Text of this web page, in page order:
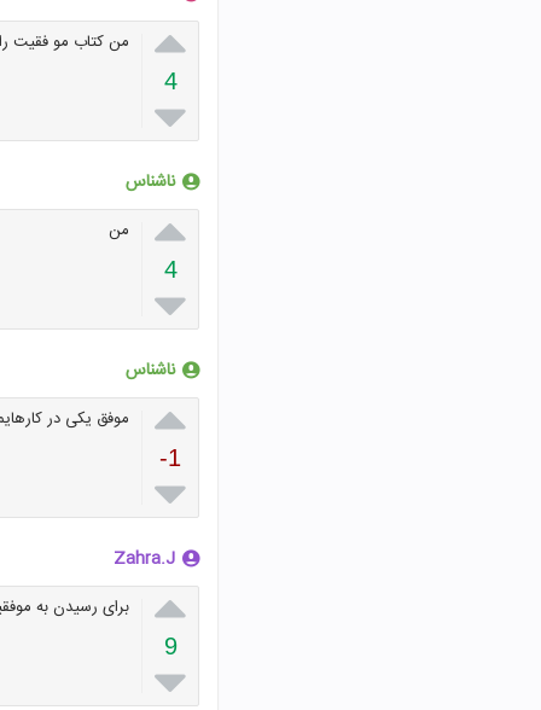

4

من کتاب مو فقیت
ناشناس

4

من
ناشناس

-1

موفق یکی در
Zahra.J

9

برای رسیدن به